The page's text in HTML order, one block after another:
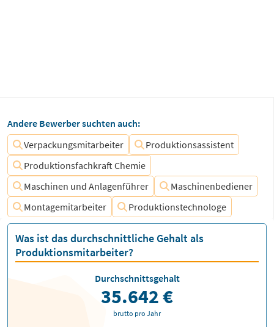
Andere Bewerber suchten auch:
Verpackungsmitarbeiter
Produktionsassistent
Produktionsfachkraft Chemie
Maschinen und Anlagenführer
Maschinenbediener
Montagemitarbeiter
Produktionstechnologe
Was ist das durchschnittliche Gehalt als
Produktionsmitarbeiter?
Durchschnittsgehalt
35.642 €
brutto pro Jahr